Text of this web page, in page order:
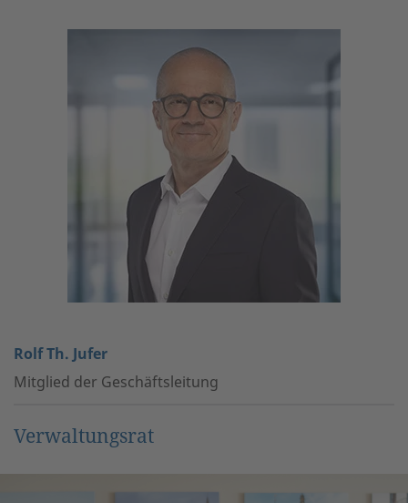
Rolf Th. Jufer
Mitglied der Geschäftsleitung
Verwaltungsrat